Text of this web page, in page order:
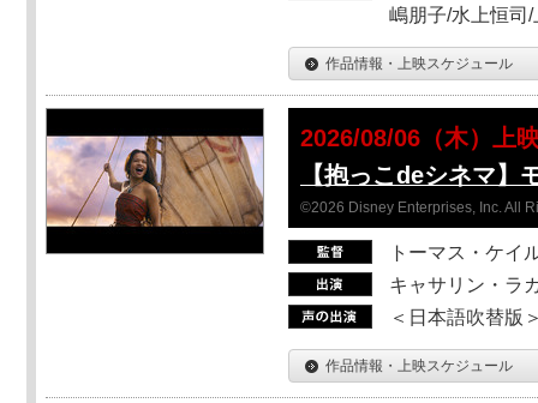
嶋朋子/水上恒司
作品情報・上映スケジュール
2026/08/06（木）上
【抱っこdeシネマ】
©2026 Disney Enterprises, Inc. All
トーマス・ケイ
キャサリン・ラ
＜日本語吹替版
作品情報・上映スケジュール